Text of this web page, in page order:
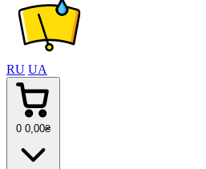
RU UA
0 0 ,00₴